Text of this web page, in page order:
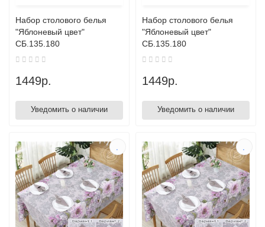
Набор столового белья
"Яблоневый цвет"
СБ.135.180
1449р.
Уведомить о наличии
Набор столового белья
"Яблоневый цвет"
СБ.135.180
1449р.
Уведомить о наличии